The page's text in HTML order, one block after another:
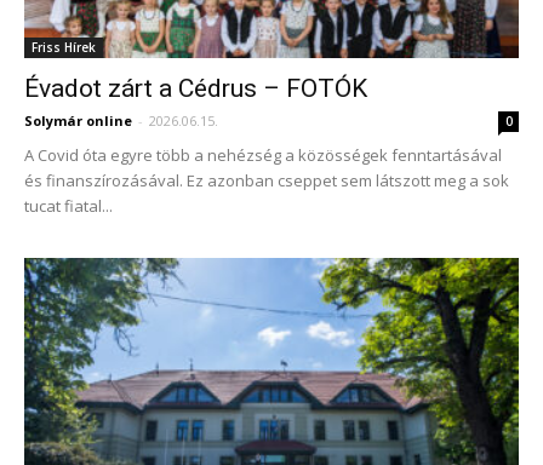
Friss Hírek
Évadot zárt a Cédrus – FOTÓK
Solymár online - 2026.06.15. 0
A Covid óta egyre több a nehézség a közösségek fenntartásával
és finanszírozásával. Ez azonban cseppet sem látszott meg a sok
tucat fiatal...